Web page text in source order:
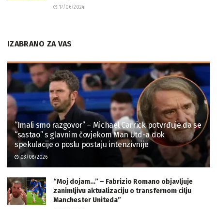
17/06/2024
IZABRANO ZA VAS
“Imali smo razgovor” – Michael Carrick potvrđuje da se
“sastao” s glavnim čovjekom Man Utd-a dok
spekulacije o poslu postaju intenzivnije
03/08/2026
“Moj dojam…” – Fabrizio Romano objavljuje
zanimljivu aktualizaciju o transfernom cilju
Manchester Uniteda”